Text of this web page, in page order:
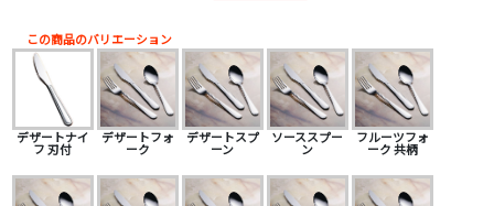
この商品のバリエーション
デザートナイ
フ 刃付
デザートフォ
ーク
デザートスプ
ーン
ソーススプー
ン
フルーツフォ
ーク 共柄